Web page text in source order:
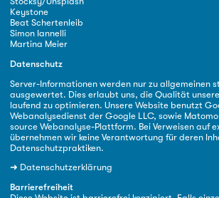
Keystone
Beat Schertenleib
Simon Iannelli
Martina Meier
Datenschutz
Server-Informationen werden nur zu allgemeinen
ausgewertet. Dies erlaubt uns, die Qualität
laufend zu optimieren. Unsere Website benutzt
Webanalysedienst der Google LLC, sowie
source Webanalyse-Plattform. Bei Verweisen auf
übernehmen wir keine Verantwortung für deren
Datenschutzpraktiken.
➜ Datenschutzerklärung
Barrierefreiheit